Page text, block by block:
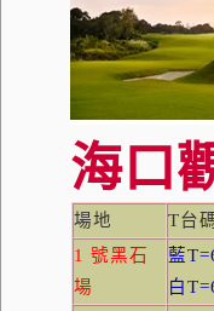
海口
場地 T台
1號黑石
場
藍
白